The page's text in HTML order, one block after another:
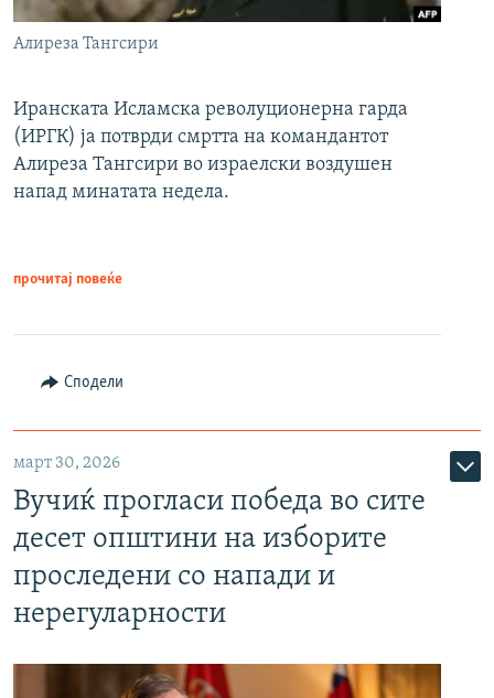
Алиреза Тангсири
Иранската Исламска револуционерна гарда
(ИРГК) ја потврди смртта на командантот
Алиреза Тангсири во израелски воздушен
напад минатата недела.
прочитај повеќе
Сподели
март 30, 2026
Вучиќ прогласи победа во сите
десет општини на изборите
проследени со напади и
нерегуларности